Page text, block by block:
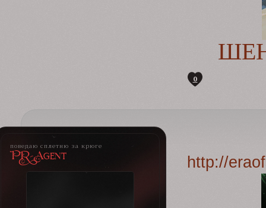
0
поведаю сплетню за крюге
PR-Agent http://